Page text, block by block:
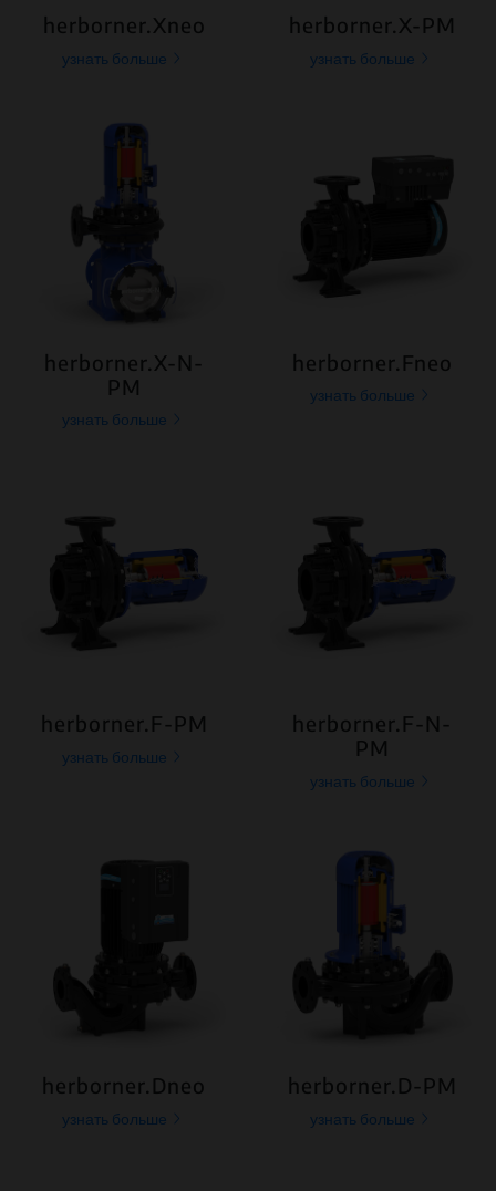
herborner.Xneo
узнать больше
herborner.X-PM
узнать больше
herborner.X-N-
PM
узнать больше
herborner.Fneo
узнать больше
herborner.F-PM
узнать больше
herborner.F-N-
PM
узнать больше
herborner.Dneo
узнать больше
herborner.D-PM
узнать больше